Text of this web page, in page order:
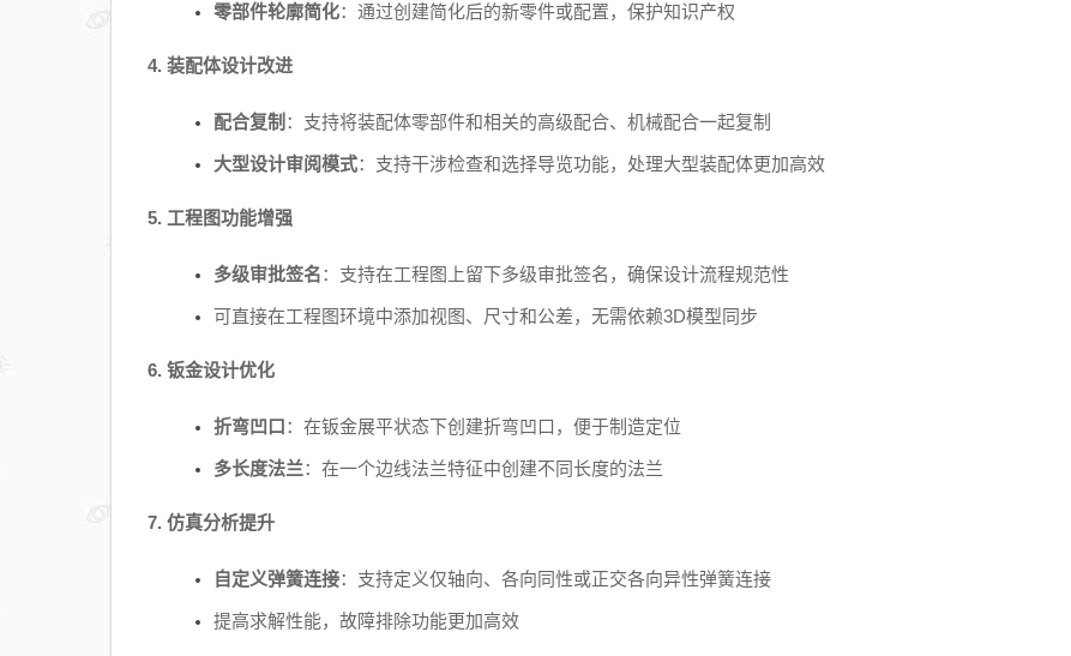
零部件轮廓简化：通过创建简化后的新零件或配置，保护知识产权
4. 装配体设计改进
配合复制 ：支持将装配体零部件和相关的高级配合、机械配合一起复制
大型设计审阅模式：支持干涉检查和选择导览功能，处理大型装配体更加高效
5. 工程图功能增强
多级审批签名：支持在工程图上留下多级审批签名，确保设计流程规范性
可直接在工程图环境中添加视图、尺寸和公差，无需依赖3D模型同步
6. 钣金设计优化
折弯凹口：在钣金展平状态下创建折弯凹口，便于制造定位
多长度法兰：在一个边线法兰特征中创建不同长度的法兰
7. 仿真分析提升
自定义弹簧连接：支持定义仅轴向、各向同性或正交各向异性弹簧连接
提高求解性能，故障排除功能更加高效